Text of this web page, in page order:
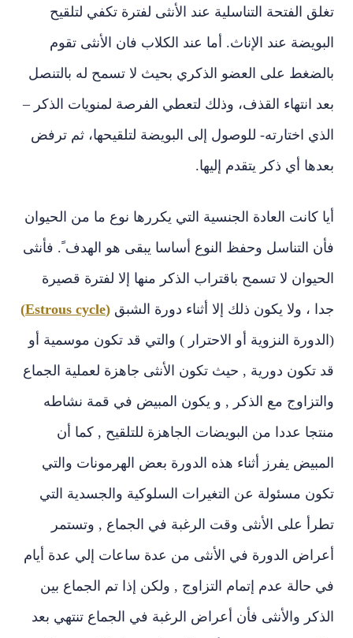
تغلق الفتحة التناسلية عند الأنثى لفترة تكفي لتلقيح
البويضة عند الإناث. أما عند الكلاب فان الأنثى تقوم
بالضغط على العضو الذكري بحيث لا تسمح له بالتنصل
بعد انتهاء القذف، وذلك لتعطي الفرصة لمنويات الذكر –
الذي اختارته- للوصول إلى البويضة لتلقيحها، ثم ترفض
بعدها أي ذكر يتقدم إليها.
أيا كانت العادة الجنسية التي يكررها نوع ما من الحيوان
فأن التناسل وحفظ النوع أساسا يبقى هو الهدف ً. فأنثى
الحيوان لا تسمح باقتراب الذكر منها إلا لفترة قصيرة
جدا ، ولا يكون ذلك إلا أثناء دورة الشبق (Estrous cycle)
(الدورة النزوية أو الاحترار ) والتي قد تكون موسمية أو
قد تكون دورية , حيث تكون الأنثى جاهزة لعملية الجماع
والتزاوج مع الذكر , و يكون المبيض في قمة نشاطه
منتجا عددا من البويضات الجاهزة للتلقيح , كما أن
المبيض يفرز أثناء هذه الدورة بعض الهرمونات والتي
تكون مسئولة عن التغيرات السلوكية والجسدية التي
تطرأ على الأنثى وقت الرغبة في الجماع , وتستمر
أعراض الدورة في الأنثى من عدة ساعات إلي عدة أيام
في حالة عدم إتمام التزاوج , ولكن إذا تم الجماع بين
الذكر والأنثى فأن أعراض الرغبة في الجماع تنتهي بعد